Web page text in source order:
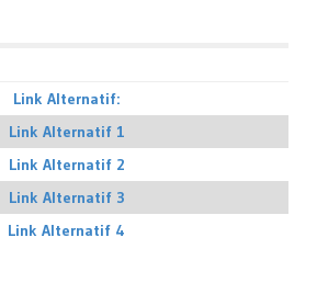
Link Alternatif:
Link Alternatif 1
Link Alternatif 2
Link Alternatif 3
Link Alternatif 4